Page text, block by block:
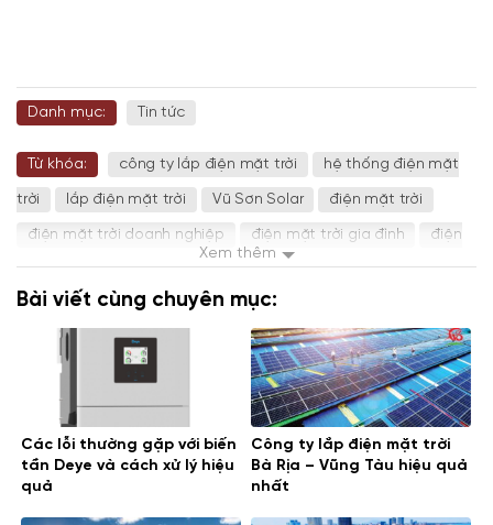
Danh mục: Tin tức
Xem thêm
Từ khóa: công ty lắp điện mặt trời hệ thống điện mặt
trời lắp điện mặt trời Vũ Sơn Solar điện mặt trời
điện mặt trời doanh nghiệp điện mặt trời gia đình điện
mặt trời hòa lưới điện mặt trời độc lập điện năng lượng
mặt trời
Bài viết cùng chuyên mục:
Các lỗi thường gặp với biến
tần Deye và cách xử lý hiệu
quả
Công ty lắp điện mặt trời
Bà Rịa – Vũng Tàu hiệu quả
nhất